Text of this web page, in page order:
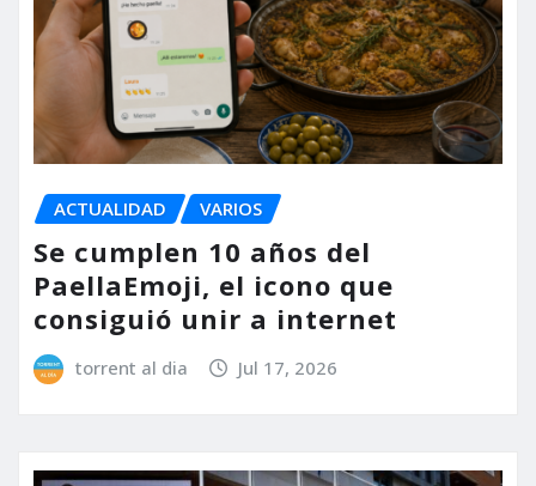
ACTUALIDAD VARIOS
Se cumplen 10 años del
PaellaEmoji, el icono que
consiguió unir a internet
torrent al dia Jul 17, 2026